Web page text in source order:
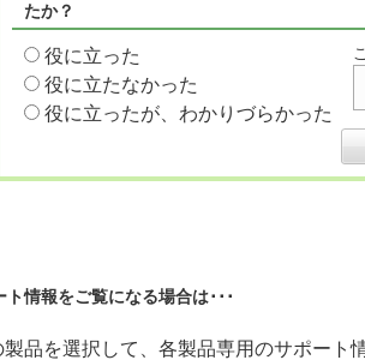
たか？
役に立った
役に立たなかった
役に立ったが、わかりづらかった
ト情報をご覧になる場合は･･･
製品を選択して、各製品専用のサポート